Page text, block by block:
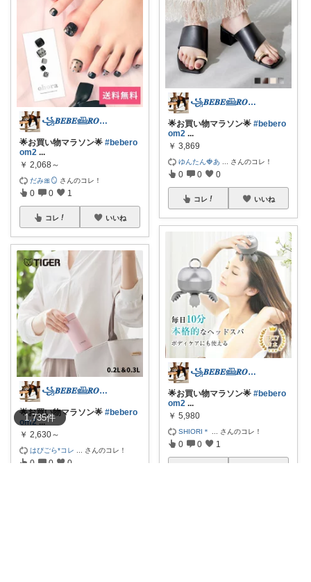
1,735件
꧁𝑩𝑬𝑩𝑬𓊝𝑹𝑶𝑶𝑴꧂
🌟お買い物マラソン🌟 #bebero
om2 ...
￥ 2,068～
だみ🎀🪞 さんのコレ！
0 0 1
コレ いいね
꧁𝑩𝑬𝑩𝑬𓊝𝑹𝑶𝑶𝑴꧂
🌟お買い物マラソン🌟 #bebero
om2 ...
￥ 2,630～
はぴごら*コレ さんのコレ！
0 0 0
꧁𝑩𝑬𝑩𝑬𓊝𝑹𝑶𝑶𝑴꧂
🌟お買い物マラソン🌟 #bebero
om2 ...
￥ 3,869
ゆんたん🍓あ さんのコレ！
0 0 0
コレ いいね
꧁𝑩𝑬𝑩𝑬𓊝𝑹𝑶𝑶𝑴꧂
🌟お買い物マラソン🌟 #bebero
om2 ...
￥ 5,980
SHIORI＊ さんのコレ！
0 0 1